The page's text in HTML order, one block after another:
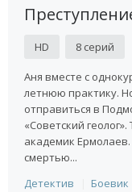
HD 8 серий
Аня вместе с
летнюю практику.
отправиться в
«Советский
академик
смертью...
Детектив
Боевик